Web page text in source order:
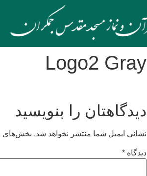
Logo2 Gray
دیدگاهتان را بنویسید
نشانی ایمیل شما منتشر نخواهد شد. بخش‌های
دیدگاه *